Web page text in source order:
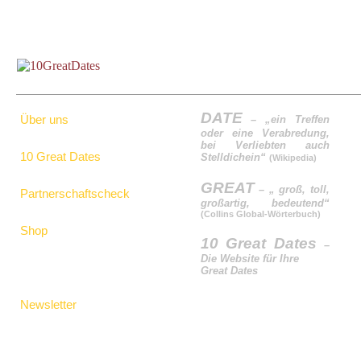
Über uns
10 Great Dates
Partnerschaftscheck
Shop
Newsletter
DATE – „ein Treffen
oder eine Verabredung,
bei Verliebten auch
Stelldichein“ (Wikipedia)
GREAT – „ groß, toll,
großartig, bedeutend“
(Collins Global-Wörterbuch)
10 Great Dates –
Die Website für Ihre
Great Dates